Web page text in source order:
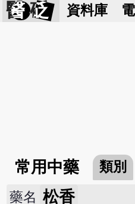
醫 砭 資料庫
常用中藥 類別
藥名 松香